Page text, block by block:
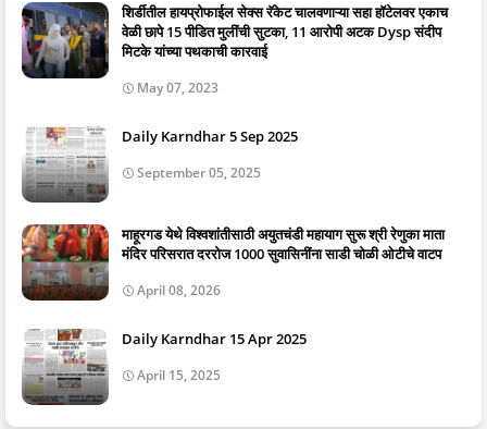
शिर्डीतील हायप्रोफाईल सेक्स रॅकेट चालवणाऱ्या सहा हॉटेलवर एकाच
वेळी छापे 15 पीडित मुलींची सुटका, 11 आरोपी अटक Dysp संदीप
मिटके यांच्या पथकाची कारवाई
May 07, 2023
Daily Karndhar 5 Sep 2025
September 05, 2025
माहूरगड येथे विश्वशांतीसाठी अयुतचंडी महायाग सुरू श्री रेणुका माता
मंदिर परिसरात दररोज 1000 सुवासिनींना साडी चोळी ओटीचे वाटप
April 08, 2026
Daily Karndhar 15 Apr 2025
April 15, 2025